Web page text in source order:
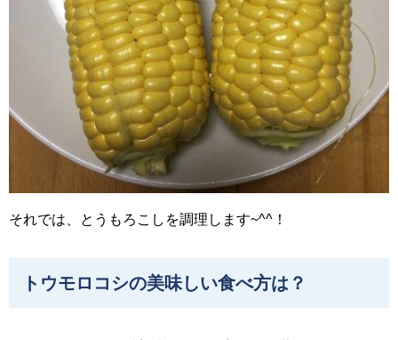
それでは、とうもろこしを調理します~^^！
トウモロコシの美味しい食べ方は？